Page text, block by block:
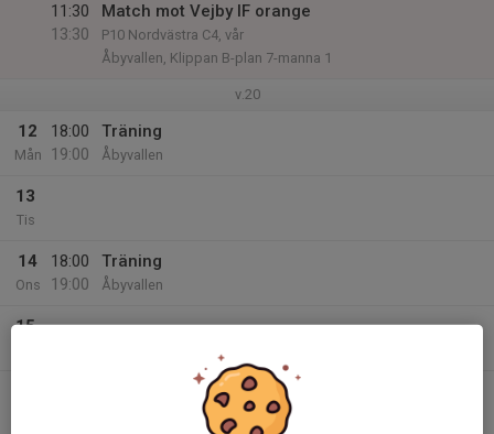
11:30
13:30
Match mot Vejby IF orange
P10 Nordvästra C4, vår
Åbyvallen, Klippan B-plan 7-manna 1
v.20
12
Mån
18:00
19:00
Träning
Åbyvallen
13
Tis
14
Ons
18:00
19:00
Träning
Åbyvallen
15